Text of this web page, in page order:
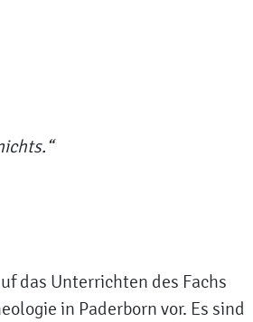
das Unterrichten des Fachs
in Paderborn vor. Es sind